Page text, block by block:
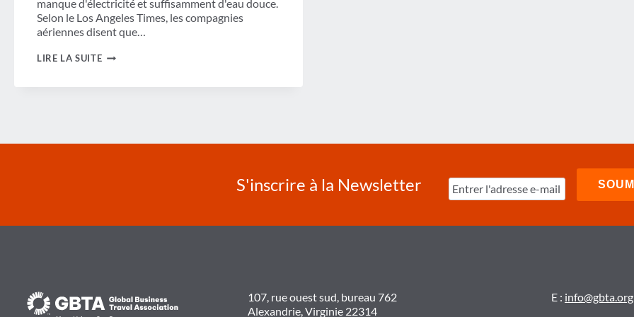
manque d'électricité et suffisamment d'eau douce.
Selon le Los Angeles Times, les compagnies
aériennes disent que…
LIRE LA SUITEREVUE
SEMAINE
S'inscrire à la Newsletter
107, rue ouest sud, bureau 762
Alexandrie, Virginie 22314
E : info@gbta.org